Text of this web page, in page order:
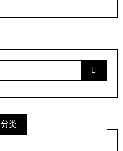
分类